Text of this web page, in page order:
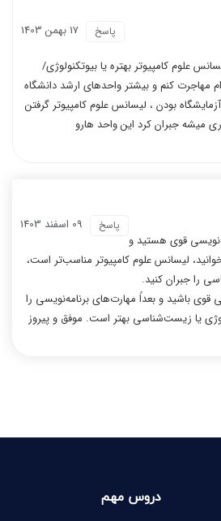
17 بهمن 1403 پاسخ
علوم کامپیوتر بهتره یا بیوتکنولوژی/
کنم و بیشتر واحدهای ارشد دانشگاه
بودن ، لیسانس علوم کامپیوتر گرفتن
میشه جبران کرد این واحد هارو
09 اسفند 1403 پاسخ
قوی هستید و
لیسانس علوم کامپیوتر مناسب‌تر است،
را جبران کنید.
باشید و بعداً مهارت‌های برنامه‌نویسی را
یا زیست‌شناسی بهتر است. موفق و پیروز
دروس مهم